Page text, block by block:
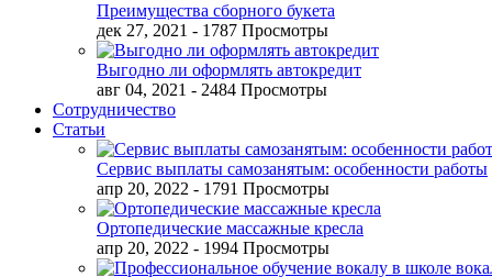
Преимущества сборного букета
дек 27, 2021 - 1787 Просмотры
Выгодно ли оформлять автокредит
авг 04, 2021 - 2484 Просмотры
Сотрудничество
Статьи
Сервис выплаты самозанятым: особенности работы
апр 20, 2022 - 1791 Просмотры
Ортопедические массажные кресла
апр 20, 2022 - 1994 Просмотры